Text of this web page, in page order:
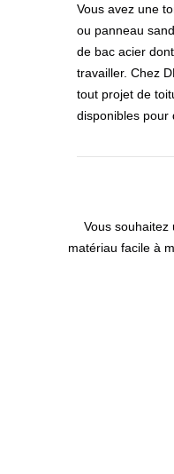
Vous avez une
ou panneau
de bac acier
travailler. Chez
tout projet de
disponibles pour
Vous souhaitez
matériau facile à